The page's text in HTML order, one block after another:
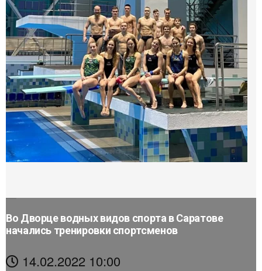
Во Дворце водных видов спорта в Саратове
начались тренировки спортсменов
14.02.2022 10:00